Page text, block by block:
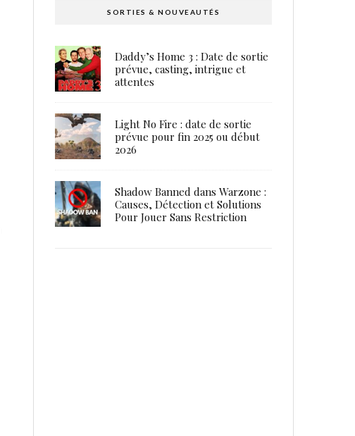
SORTIES & NOUVEAUTÉS
Daddy’s Home 3 : Date de sortie
prévue, casting, intrigue et
attentes
Light No Fire : date de sortie
prévue pour fin 2025 ou début
2026
Shadow Banned dans Warzone :
Causes, Détection et Solutions
Pour Jouer Sans Restriction